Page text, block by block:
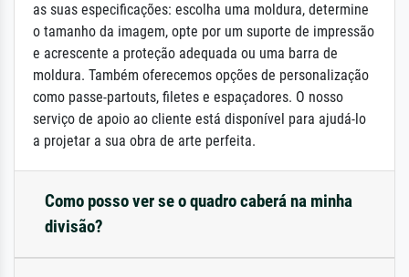
as suas especificações: escolha uma moldura, determine
o tamanho da imagem, opte por um suporte de impressão
e acrescente a proteção adequada ou uma barra de
moldura. Também oferecemos opções de personalização
como passe-partouts, filetes e espaçadores. O nosso
serviço de apoio ao cliente está disponível para ajudá-lo
a projetar a sua obra de arte perfeita.
Como posso ver se o quadro caberá na minha
divisão?